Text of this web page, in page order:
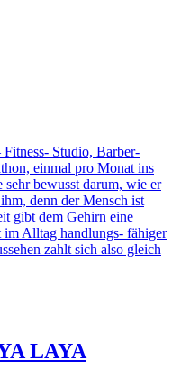
Studio, Barber-
einmal pro Monat ins
bewusst darum, wie er
denn der Mensch ist
gibt dem Gehirn eine
Alltag handlungs- fähiger
zahlt sich also gleich
LAYA